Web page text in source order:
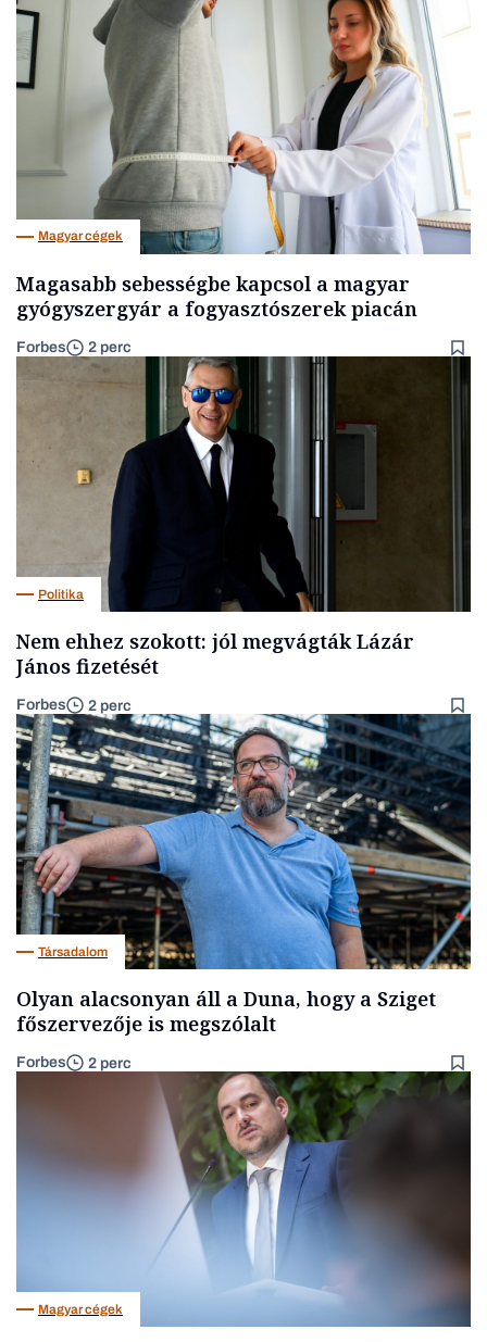
Magyar cégek
Magasabb sebességbe kapcsol a magyar
gyógyszergyár a fogyasztószerek piacán
Forbes 2 perc
Politika
Nem ehhez szokott: jól megvágták Lázár
János fizetését
Forbes 2 perc
Társadalom
Olyan alacsonyan áll a Duna, hogy a Sziget
főszervezője is megszólalt
Forbes 2 perc
Magyar cégek